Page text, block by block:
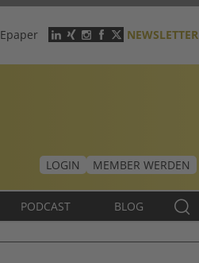
Header
menu
Epaper NEWSLETTER
LOGIN
MEMBER WERDEN
PODCAST BLOG